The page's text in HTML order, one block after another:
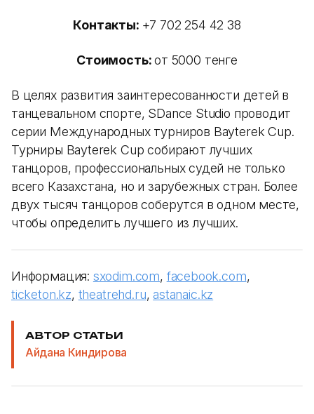
Контакты: +7 702 254 42 38
Стоимость:от 5000 тенге
В целях развития заинтересованности детей в
танцевальном спорте, SDance Studio проводит
серии Международных турниров Bayterek Cup.
Турниры Bayterek Cup собирают лучших
танцоров, профессиональных судей не только
всего Казахстана, но и зарубежных стран. Более
двух тысяч танцоров соберутся в одном месте,
чтобы определить лучшего из лучших.
Информация: sxodim.com, facebook.com,
ticketon.kz, theatrehd.ru,astanaic.kz
АВТОР СТАТЬИ
Айдана Киндирова